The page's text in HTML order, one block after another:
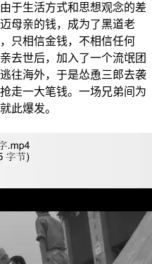
生活方式和思想观念的差
母亲的钱，成为了黑道老
只相信金钱，不相信任何
去世后，加入了一个流氓团
往海外，于是怂恿三郎去袭
走一大笔钱。一场兄弟间为
此爆发。